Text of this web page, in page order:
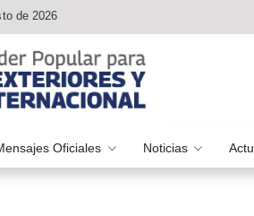
de 2026
Oficiales Noticias